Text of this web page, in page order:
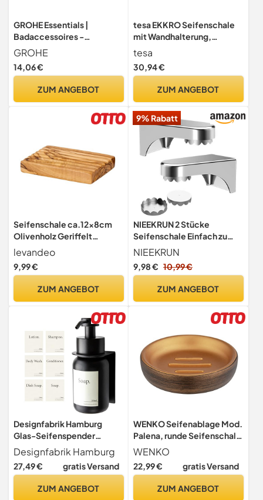
GROHE Essentials |
Badaccessoires -
Seifenschale | 27206000
GROHE
14,06 €
ZUM ANGEBOT
tesa EKKRO Seifenschale
mit Wandhalterung,
satiniertem Glas und
verchromtem Edelstahl -
zur Wandbefestigung ohne
110mm x 51mm x 131mm
tesa
30,94 €
ZUM ANGEBOT
Seifenschale ca.12x8cm
Olivenholz Geriffelt
Seifenhalter Badzubehör
Holz Natur Unikat Bad
Seifenablage
levandeo
9,99 €
ZUM ANGEBOT
9% Rabatt
NIEEKRUN 2 Stücke
Seifenschale Einfach zu
Bedienen, Seifenhalter
Magnet Ohne Bohren,
Seifenschalen
Verwendung auf Spiegeln,
glatten Oberflächen
NIEEKRUN
9,98 € 10,99 €
ZUM ANGEBOT
Designfabrik Hamburg
Glas-Seifenspender
|Schwarz/Schwarz |mit
Wandhalter
Designfabrik Hamburg
27,49 € gratis Versand
ZUM ANGEBOT
WENKO Seifenablage Mod.
Palena, runde Seifenschale
zum Aufbewahren Fester
Handseifen oder Shampoos
aus dem hochwertigen
elegantem Design, (B/T x
WENKO
22,99 € gratis Versand
ZUM ANGEBOT